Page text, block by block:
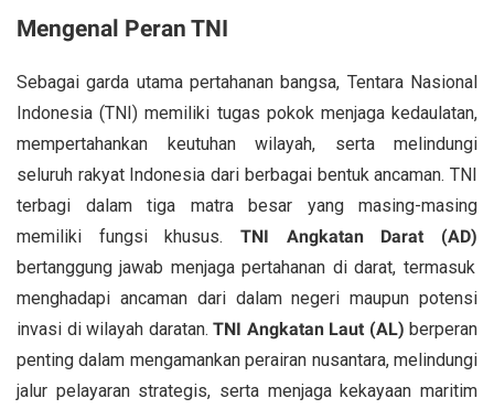
Mengenal Peran TNI
Sebagai garda utama pertahanan bangsa, Tentara Nasional
Indonesia (TNI) memiliki tugas pokok menjaga kedaulatan,
mempertahankan keutuhan wilayah, serta melindungi
seluruh rakyat Indonesia dari berbagai bentuk ancaman. TNI
terbagi dalam tiga matra besar yang masing-masing
memiliki fungsi khusus. TNI Angkatan Darat (AD)
bertanggung jawab menjaga pertahanan di darat, termasuk
menghadapi ancaman dari dalam negeri maupun potensi
invasi di wilayah daratan. TNI Angkatan Laut (AL) berperan
penting dalam mengamankan perairan nusantara, melindungi
jalur pelayaran strategis, serta menjaga kekayaan maritim